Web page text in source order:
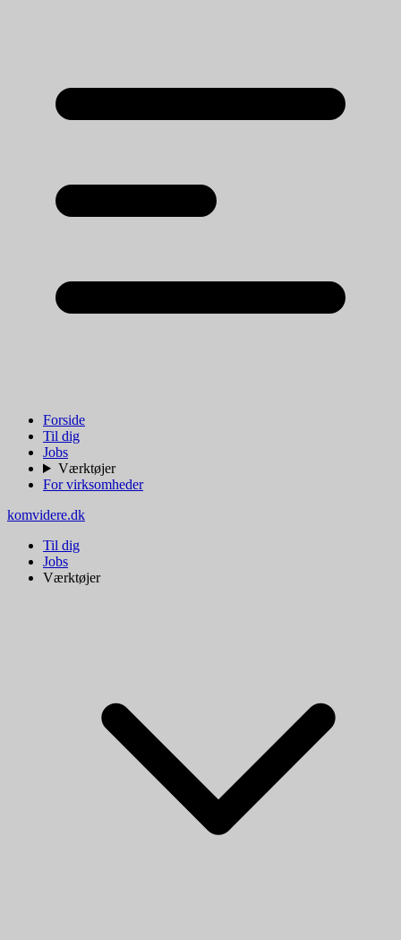
Forside
Til dig
Jobs
Værktøjer
For virksomheder
komvidere.dk
Til dig
Jobs
Værktøjer